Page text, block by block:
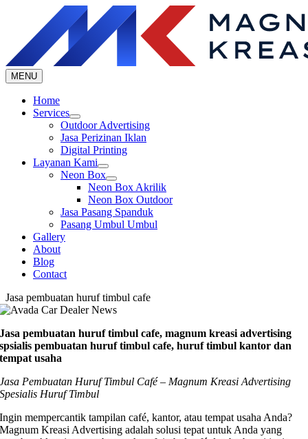
content
MENU
Home
Services
Outdoor Advertising
Jasa Perizinan Iklan
Digital Printing
Layanan Kami
Neon Box
Neon Box Akrilik
Neon Box Outdoor
Jasa Pasang Spanduk
Pasang Umbul Umbul
Gallery
About
Blog
Contact
Jasa pembuatan huruf timbul cafe
Jasa pembuatan huruf timbul cafe, magnum kreasi advertising
spsialis pembuatan huruf timbul cafe, huruf timbul kantor dan
tempat usaha
Jasa Pembuatan Huruf Timbul Café – Magnum Kreasi Advertising
Spesialis Huruf Timbul
Ingin mempercantik tampilan café, kantor, atau tempat usaha Anda?
Magnum Kreasi Advertising adalah solusi tepat untuk Anda yang